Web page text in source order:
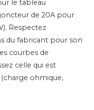
le tableau
de 20A pour
Respectez
du fabricant pour son
courbes de
celle qui est
ohmique,